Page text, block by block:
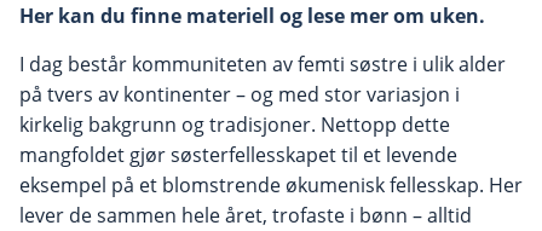
Her kan du finne materiell og lese mer om uken.
I dag består kommuniteten av femti søstre i ulik alder
på tvers av kontinenter – og med stor variasjon i
kirkelig bakgrunn og tradisjoner. Nettopp dette
mangfoldet gjør søsterfellesskapet til et levende
eksempel på et blomstrende økumenisk fellesskap. Her
lever de sammen hele året, trofaste i bønn – alltid